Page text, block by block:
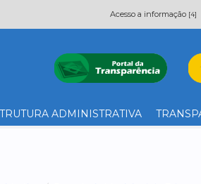
Acesso a informação [4]
ADMINISTRATIVA